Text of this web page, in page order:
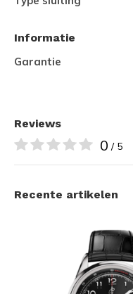
Informatie
Garantie
Reviews
0 / 5
Recente artikelen